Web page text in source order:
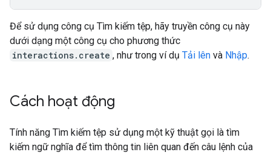
Để sử dụng công cụ Tìm kiếm tệp, hãy truyền công cụ này
dưới dạng một công cụ cho phương thức
interactions.create , như trong ví dụ Tải lên và Nhập.
Cách hoạt động
Tính năng Tìm kiếm tệp sử dụng một kỹ thuật gọi là tìm
kiếm ngữ nghĩa để tìm thông tin liên quan đến câu lệnh của